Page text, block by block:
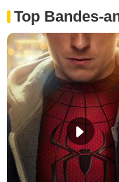
Top Bandes-